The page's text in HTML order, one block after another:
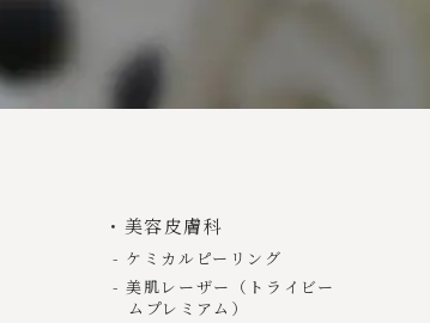
美容皮膚科
ケミカルピーリング
美肌レーザー（トライビー
ムプレミアム）